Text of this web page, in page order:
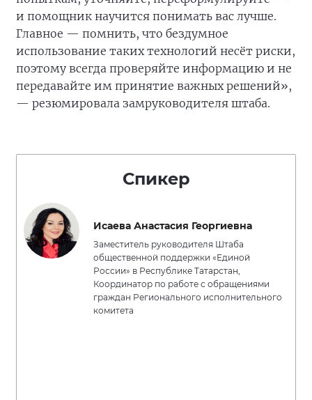
и помощник научится понимать вас лучше.
Главное — помнить, что бездумное
использование таких технологий несёт риски,
поэтому всегда проверяйте информацию и не
передавайте им принятие важных решений»,
— резюмировала замруководителя штаба.
Спикер
Исаева Анастасия Георгиевна
Заместитель руководителя Штаба
общественной поддержки «Единой
России» в Республике Татарстан,
Координатор по работе с обращениями
граждан Регионального исполнительного
комитета